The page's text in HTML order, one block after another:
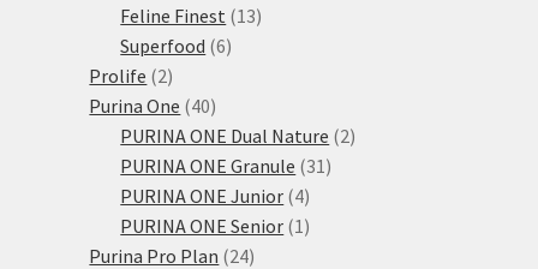
produktů
Feline Finest 1313
Superfood 66
Prolife 22
produkty
Purina One 4040
produktů
PURINA ONE Dual Nature 22
PURINA ONE Granule 31 31
PURINA ONE Junior 44
produkty
PURINA ONE Senior 1 1
Purina Pro Plan 2424